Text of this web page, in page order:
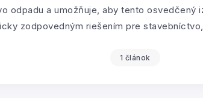
odpadu a umožňuje, aby tento osvedčený
zodpovedným riešením pre
1 článok